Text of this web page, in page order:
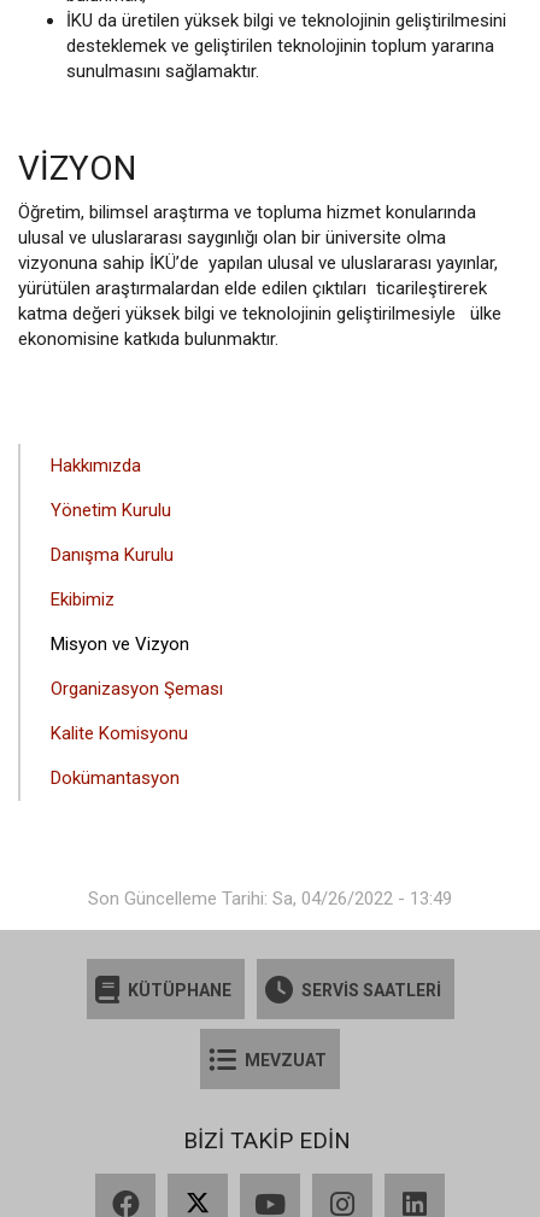
İKU da üretilen yüksek bilgi ve teknolojinin geliştirilmesini
desteklemek ve geliştirilen teknolojinin toplum yararına
sunulmasını sağlamaktır.
VIZYON
Öğretim, bilimsel araştırma ve topluma hizmet konularında
ulusal ve uluslararası saygınlığı olan bir üniversite olma
vizyonuna sahip İKÜ’de yapılan ulusal ve uluslararası yayınlar,
yürütülen araştırmalardan elde edilen çıktıları ticarileştirerek
katma değeri yüksek bilgi ve teknolojinin geliştirilmesiyle ülke
ekonomisine katkıda bulunmaktır.
ANA
MENÜSÜ
Hakkımızda
Yönetim Kurulu
Danışma Kurulu
Ekibimiz
Misyon ve Vizyon
Organizasyon Şeması
Kalite Komisyonu
Dokümantasyon
Son Güncelleme Tarihi: Sa, 04/26/2022 - 13:49
KÜTÜPHANE SERVİS SAATLERİ
MEVZUAT
BİZİ TAKİP EDİN